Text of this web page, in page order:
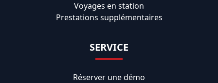
Voyages en station
Prestations supplémentaires
SERVICE
Réserver une démo